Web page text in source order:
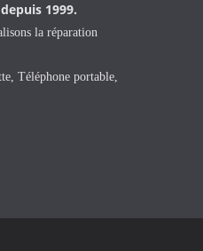
1999.
la réparation
Téléphone portable,